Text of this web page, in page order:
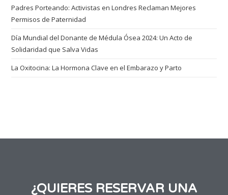
Padres Porteando: Activistas en Londres Reclaman Mejores
Permisos de Paternidad
Día Mundial del Donante de Médula Ósea 2024: Un Acto de
Solidaridad que Salva Vidas
La Oxitocina: La Hormona Clave en el Embarazo y Parto
¿QUIERES RESERVAR UNA